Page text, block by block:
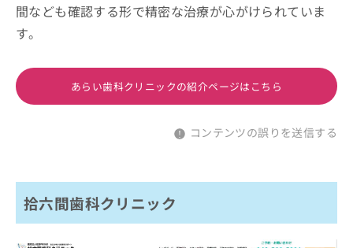
間なども確認する形で精密な治療が心がけられていま
す。
あらい歯科クリニックの紹介ページはこちら
コンテンツの誤りを送信する
拾六間歯科クリニック